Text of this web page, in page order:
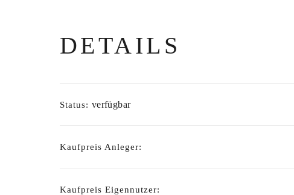
DETAILS
Status: verfügbar
Kaufpreis Anleger:
Kaufpreis Eigennutzer: